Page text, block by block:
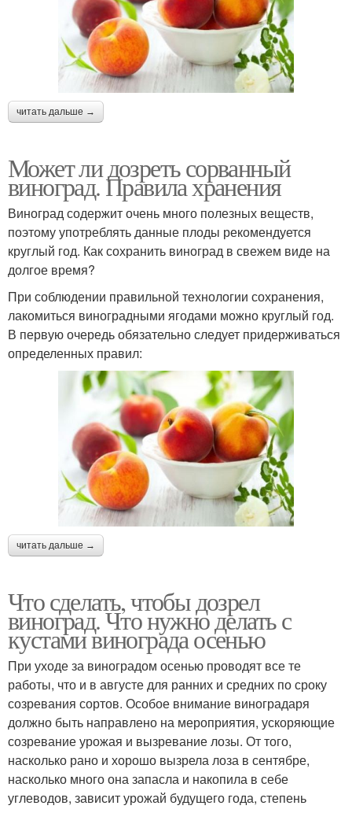
читать дальше →
Может ли дозреть сорванный
виноград. Правила хранения
Виноград содержит очень много полезных веществ,
поэтому употреблять данные плоды рекомендуется
круглый год. Как сохранить виноград в свежем виде на
долгое время?
При соблюдении правильной технологии сохранения,
лакомиться виноградными ягодами можно круглый год.
В первую очередь обязательно следует придерживаться
определенных правил:
читать дальше →
Что сделать, чтобы дозрел
виноград. Что нужно делать с
кустами винограда осенью
При уходе за виноградом осенью проводят все те
работы, что и в августе для ранних и средних по сроку
созревания сортов. Особое внимание виноградаря
должно быть направлено на мероприятия, ускоряющие
созревание урожая и вызревание лозы. От того,
насколько рано и хорошо вызрела лоза в сентябре,
насколько много она запасла и накопила в себе
углеводов, зависит урожай будущего года, степень